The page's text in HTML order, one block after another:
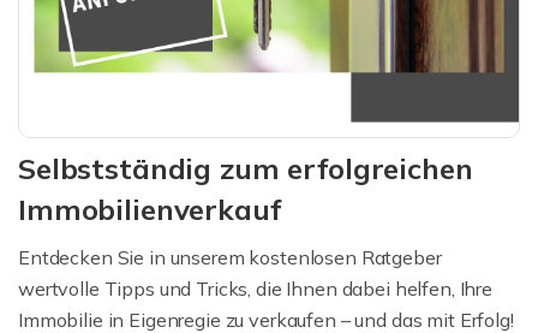
Selbstständig zum erfolgreichen
Immobilienverkauf
Entdecken Sie in unserem kostenlosen Ratgeber
wertvolle Tipps und Tricks, die Ihnen dabei helfen, Ihre
Immobilie in Eigenregie zu verkaufen – und das mit Erfolg!